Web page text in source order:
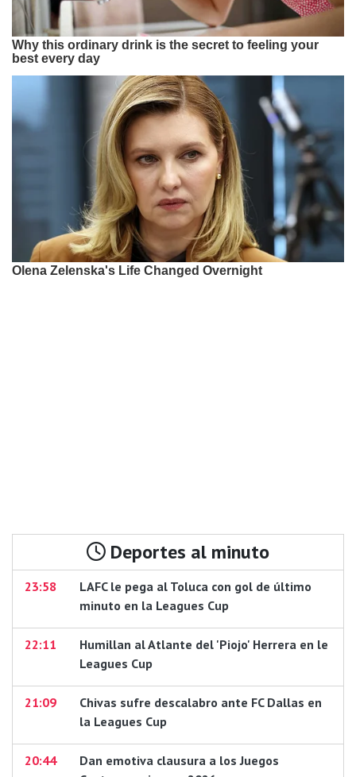
Deportes al minuto
23:58
LAFC le pega al Toluca con gol de último
minuto en la Leagues Cup
22:11
Humillan al Atlante del 'Piojo' Herrera en le
Leagues Cup
21:09
Chivas sufre descalabro ante FC Dallas en
la Leagues Cup
20:44
Dan emotiva clausura a los Juegos